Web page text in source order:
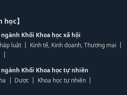
】
Khối Khoa học xã hội
luật
Kinh tế, Kinh doanh, Thương mại
Khối Khoa học tự nhiên
Dược
Khoa học tự nhiên